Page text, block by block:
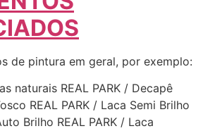
de pintura em geral, por exemplo:
naturais REAL PARK / Decapê
REAL PARK / Laca Semi Brilho
Brilho REAL PARK / Laca